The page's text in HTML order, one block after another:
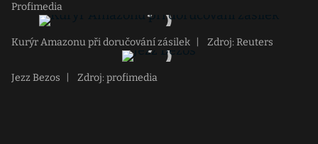
Profimedia
Kurýr Amazonu při doručování zásilek Zdroj: Reuters
Jezz Bezos Zdroj: profimedia